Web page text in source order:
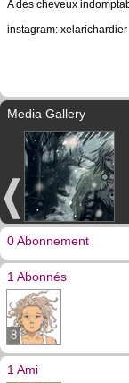
A des cheveux
instagram: xelarichardier
Media Gallery
0 Abonnement
1 Abonnés
8
1 Ami